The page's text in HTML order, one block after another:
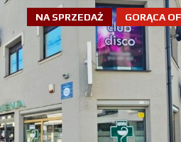
GORĄCA
NA SPRZEDAŻ